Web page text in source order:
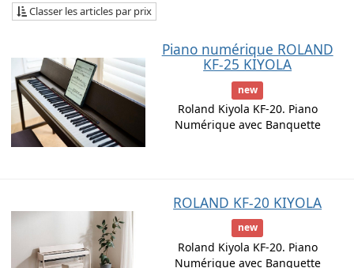
Classer les articles par prix
Piano numérique ROLAND
KF-25 KIYOLA
new
Roland Kiyola KF-20. Piano
Numérique avec Banquette
ROLAND KF-20 KIYOLA
new
Roland Kiyola KF-20. Piano
Numérique avec Banquette